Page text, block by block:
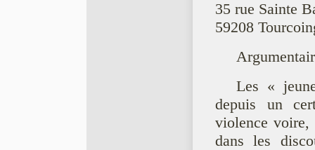
35 rue Sainte
59208
Les «
depuis un
violence voire,
dans les